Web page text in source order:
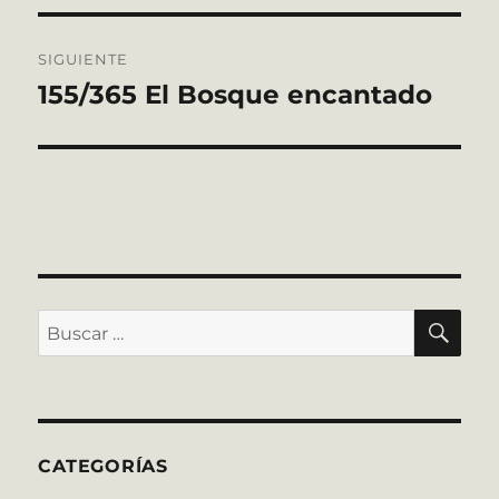
SIGUIENTE
Entrada
155/365 El Bosque encantado
Buscar
por:
CATEGORÍAS